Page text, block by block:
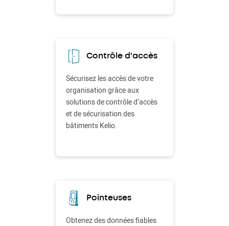
Contrôle d'accès
Sécurisez les accès de votre
organisation grâce aux
solutions de contrôle d’accès
et de sécurisation des
bâtiments Kelio.
Pointeuses
Obtenez des données fiables